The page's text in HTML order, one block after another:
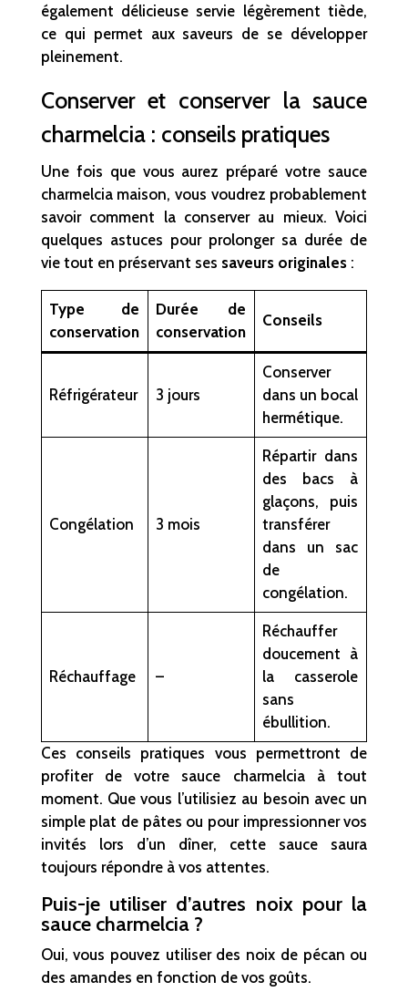
également délicieuse servie légèrement tiède,
ce qui permet aux saveurs de se développer
pleinement.
Conserver et conserver la sauce
charmelcia : conseils pratiques
Une fois que vous aurez préparé votre sauce
charmelcia maison, vous voudrez probablement
savoir comment la conserver au mieux. Voici
quelques astuces pour prolonger sa durée de
vie tout en préservant ses saveurs originales:
Type de
conservation
Durée de
conservation
Conseils
Réfrigérateur 3 jours
Conserver
dans un bocal
hermétique.
Congélation 3 mois
Répartir dans
des bacs à
glaçons, puis
transférer
dans un sac
de
congélation.
Réchauffage –
Réchauffer
doucement à
la casserole
sans
ébullition.
Ces conseils pratiques vous permettront de
profiter de votre sauce charmelcia à tout
moment. Que vous l’utilisiez au besoin avec un
simple plat de pâtes ou pour impressionner vos
invités lors d’un dîner, cette sauce saura
toujours répondre à vos attentes.
Puis-je utiliser d’autres noix pour la
sauce charmelcia ?
Oui, vous pouvez utiliser des noix de pécan ou
des amandes en fonction de vos goûts.